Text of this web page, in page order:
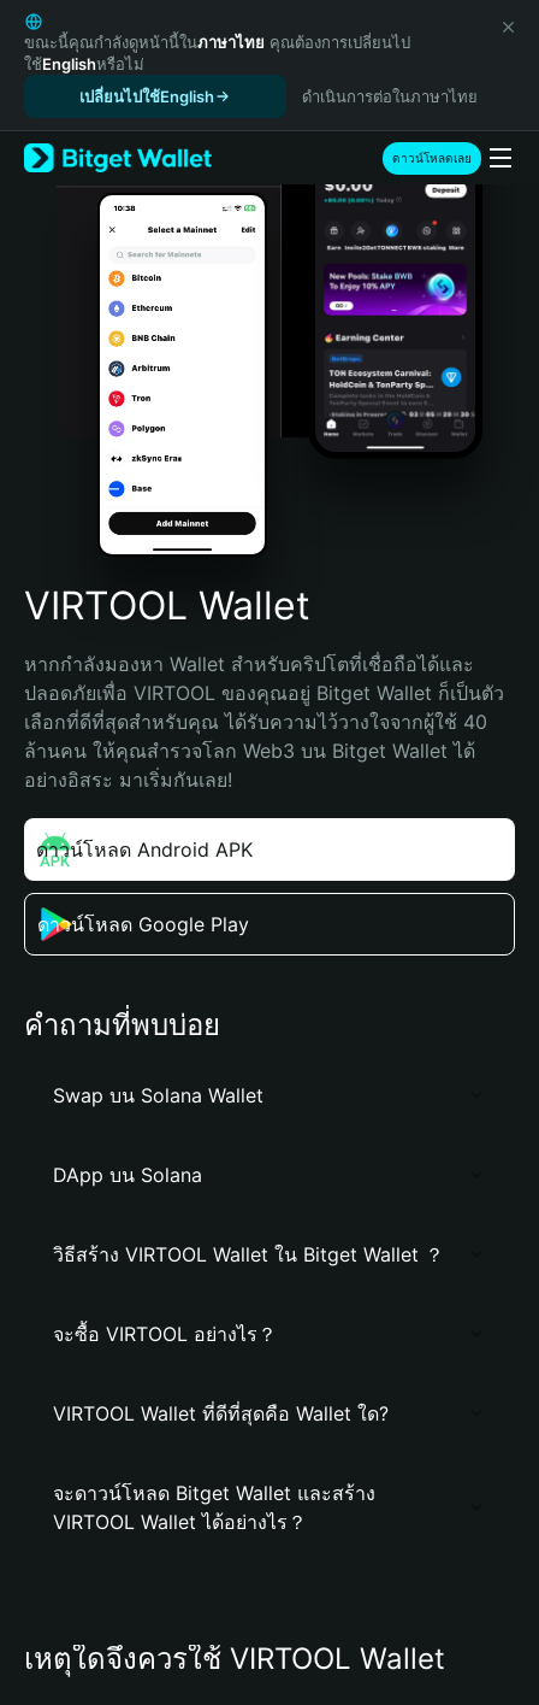
English
日本語
Tiếng Việt
Español (Latinoamérica)
Türkçe
Italiano
Português (Portugal)
Bahasa Indonesia
Português (Brasil)
Español (Argentina)
ขณะนี้คุณกำลังดูหน้านี้ในภาษาไทย คุณต้องการเปลี่ยนไป
ใช้Englishหรือไม่
เปลี่ยนไปใช้English
ดำเนินการต่อในภาษาไทย
ดาวน์โหลดเลย
VIRTOOL Wallet
หากกำลังมองหา Wallet สำหรับคริปโตที่เชื่อถือได้และ
ปลอดภัยเพื่อ VIRTOOL ของคุณอยู่ Bitget Wallet ก็เป็นตัว
เลือกที่ดีที่สุดสำหรับคุณ ได้รับความไว้วางใจจากผู้ใช้ 40
ล้านคน ให้คุณสำรวจโลก Web3 บน Bitget Wallet ได้
อย่างอิสระ มาเริ่มกันเลย!
ดาวน์โหลด Android APK
ดาวน์โหลด Google Play
คำถามที่พบบ่อย
Swap บน Solana Wallet
DApp บน Solana
วิธีสร้าง VIRTOOL Wallet ใน Bitget Wallet ？
จะซื้อ VIRTOOL อย่างไร？
VIRTOOL Wallet ที่ดีที่สุดคือ Wallet ใด?
จะดาวน์โหลด Bitget Wallet และสร้าง
VIRTOOL Wallet ได้อย่างไร？
เหตุใดจึงควรใช้ VIRTOOL Wallet